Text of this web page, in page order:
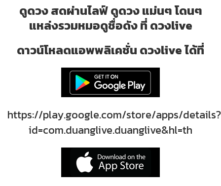
ดูดวง สดผ่านไลฟ์ ดูดวง แม่นๆ โดนๆ
แหล่งรวมหมอดูชื่อดัง ที่ ดวงlive
ดาวน์โหลดแอพพลิเคชั่น ดวงlive ได้ที่
https://play.google.com/store/apps/details?
id=com.duanglive.duanglive&hl=th